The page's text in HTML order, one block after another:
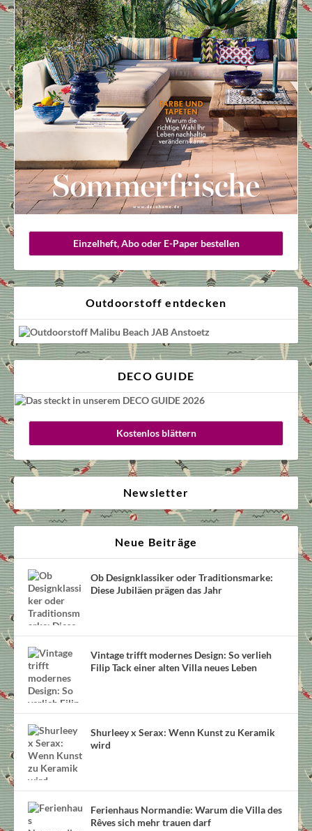
Einzelheft, Abo oder E-Paper bestellen
Outdoorstoff entdecken
DECO GUIDE
Kostenlos blättern
Newsletter
Neue Beiträge
Ob Designklassiker oder Traditionsmarke:
Diese Jubiläen prägen das Jahr
Vintage trifft modernes Design: So verlieh
Filip Tack einer alten Villa neues Leben
Shurleey x Serax: Wenn Kunst zu Keramik
wird
Ferienhaus Normandie: Warum die Villa des
Rêves sich mehr trauen darf